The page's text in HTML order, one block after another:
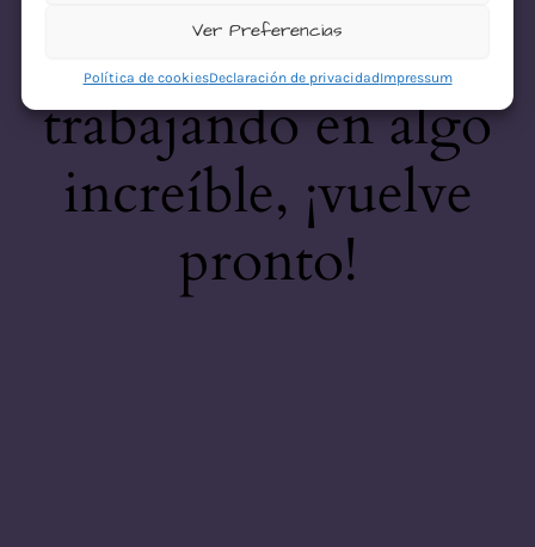
Ver Preferencias
Política de cookiesDeclaración de privacidadImpressum
desastre! Estamos
trabajando en algo
increíble, ¡vuelve
pronto!